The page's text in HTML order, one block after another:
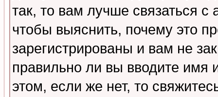
так, то вам лучше связаться
чтобы выяснить, почему это
зарегистрированы и вам не
правильно ли вы вводите
этом, если же нет, то